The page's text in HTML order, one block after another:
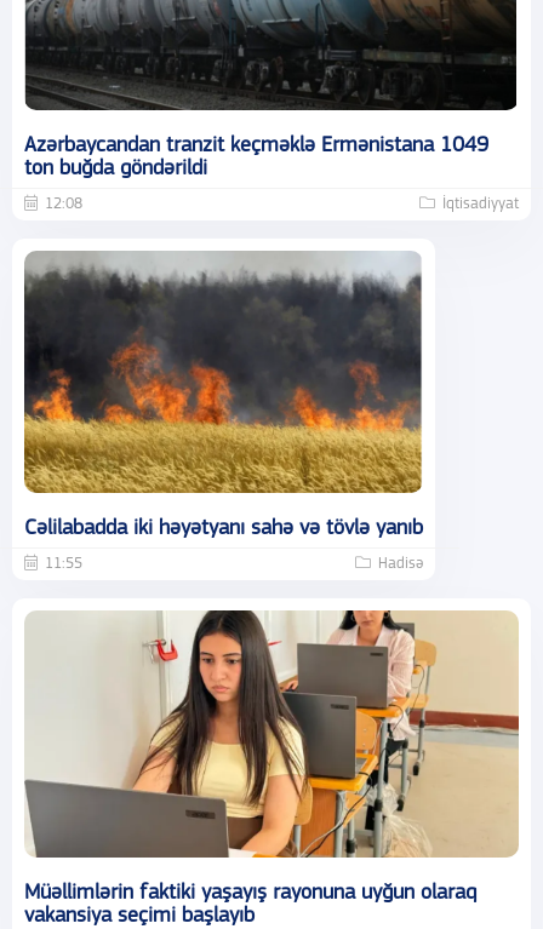
Azərbaycandan tranzit keçməklə Ermənistana 1049
ton buğda göndərildi
12:08 İqtisadiyyat
Cəlilabadda iki həyətyanı sahə və tövlə yanıb
11:55 Hadisə
Müəllimlərin faktiki yaşayış rayonuna uyğun olaraq
vakansiya seçimi başlayıb